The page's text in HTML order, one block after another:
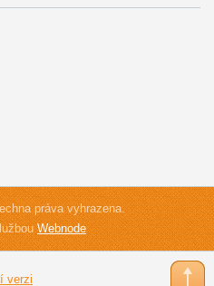
práva vyhrazena.
Webnode
verzi